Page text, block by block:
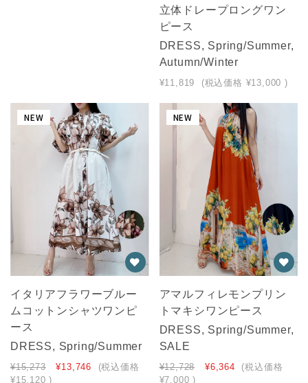
立体ドレープロングワン
ピース
DRESS, Spring/Summer,
Autumn/Winter
¥11,819 (税込価格 ¥13,000 )
NEW
イタリアフラワーブルー
ムコットンシャツワンピ
ース
DRESS, Spring/Summer
¥15,273 ¥13,746
(税込価格
¥15,120 )
NEW
アマルフィレモンプリン
トマキシワンピース
DRESS, Spring/Summer,
SALE
¥12,728 ¥6,364
(税込価格
¥7,000 )